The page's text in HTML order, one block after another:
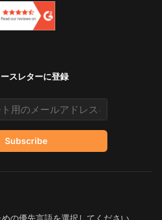
スレターに登録
Subscribe
の優先言語を選択してください。